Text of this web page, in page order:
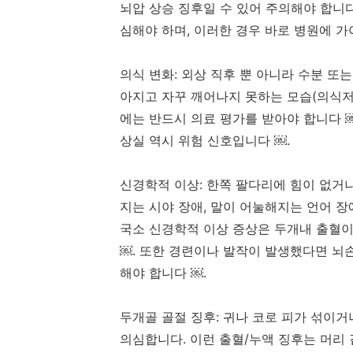
뇌압 상승 징후일 수 있어 주의해야 합
심해야 하며, 이러한 경우 바로 병원에
의식 변화: 외상 직후 뿐 아니라 수분 또
아지고 자꾸 깨어나지 못하는 모습(의식
에는 반드시 의료 평가를 받아야 합니다
상실 역시 위험 신호입니다 ￼.
신경학적 이상: 한쪽 팔다리에 힘이 없
지는 시야 장애, 말이 어눌해지는 언어
국소 신경학적 이상 증상은 두개내 출혈
￼. 또한 경련이나 발작이 발생했다면 뇌
해야 합니다 ￼.
두개골 골절 징후: 귀나 코로 피가 섞이
의심합니다. 이런 출혈/누액 징후는 머